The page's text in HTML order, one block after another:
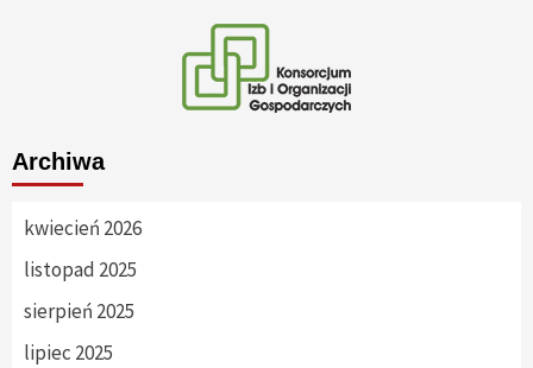
Archiwa
kwiecień 2026
listopad 2025
sierpień 2025
lipiec 2025